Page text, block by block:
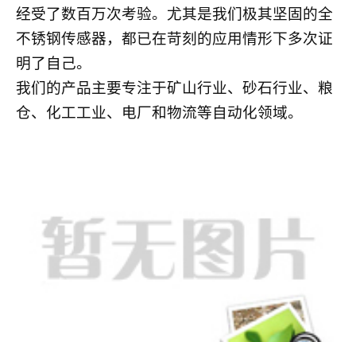
经受了数百万次考验。尤其是我们极其坚固的全
不锈钢传感器，都已在苛刻的应用情形下多次证
明了自己。
我们的产品主要专注于矿山行业、砂石行业、粮
仓、化工工业、电厂和物流等自动化领域。